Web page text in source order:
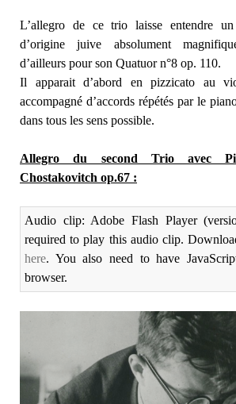
L’allegro de ce trio laisse entendre un
d’origine juive absolument
d’ailleurs pour son Quatuor n°8 op. 110.
Il apparait d’abord en pizzicato au
accompagné d’accords répétés par le
dans tous les sens possible.
Allegro du second Trio avec
Chostakovitch op.67 :
Audio clip: Adobe Flash Player
required to play this audio clip.
here. You also need to have
browser.